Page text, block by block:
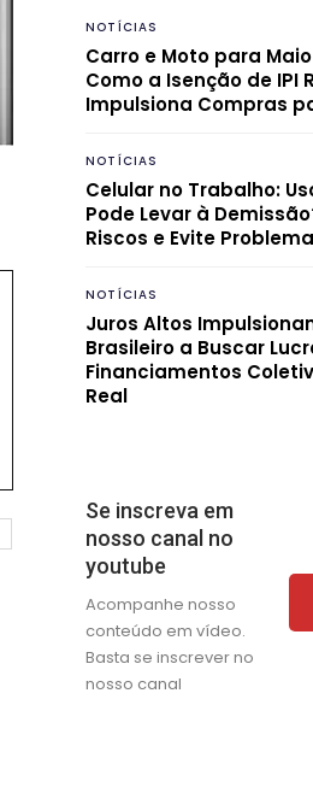
NOTÍCIAS
Carro e Moto para
Como a Isenção de IPI
Impulsiona Compras
NOTÍCIAS
Celular no Trabalho:
Pode Levar à
Riscos e Evite
NOTÍCIAS
Juros Altos
Brasileiro a Buscar
Financiamentos
Real
Se inscreva em
nosso canal no
youtube
Acompanhe nosso
conteúdo em vídeo.
Basta se inscrever no
nosso canal